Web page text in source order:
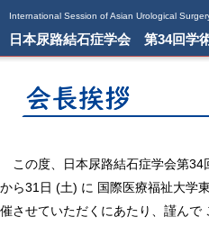
International Session of Asian Urological
日本尿路結石症学会 第34回学
この度、日本尿路結石症学会第34
から31日 (土) に 国際医療福祉大学
催させていただくにあたり、謹んで